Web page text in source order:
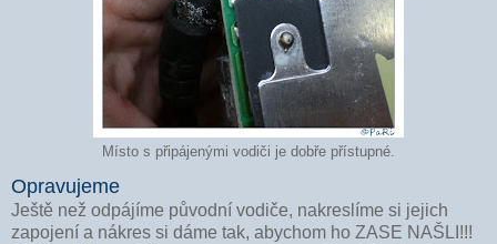
Místo s připájenými vodiči je dobře přístupné.
Opravujeme
Ještě než odpájíme původní vodiče, nakreslíme si jejich
zapojení a nákres si dáme tak, abychom ho ZASE NAŠLI!!!